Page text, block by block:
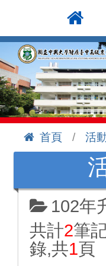
到
主
要
內
容
區
首頁
活
102年
共計2筆
錄,共1頁